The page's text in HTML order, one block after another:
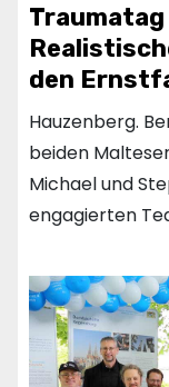
den
Hauzenberg.
beiden
Michael und
engagierten